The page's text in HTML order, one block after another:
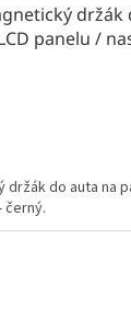
panelu /
držák do auta na
černý.